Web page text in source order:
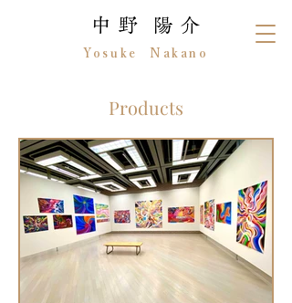
中 野 陽 介
Yosuke Nakano
Products